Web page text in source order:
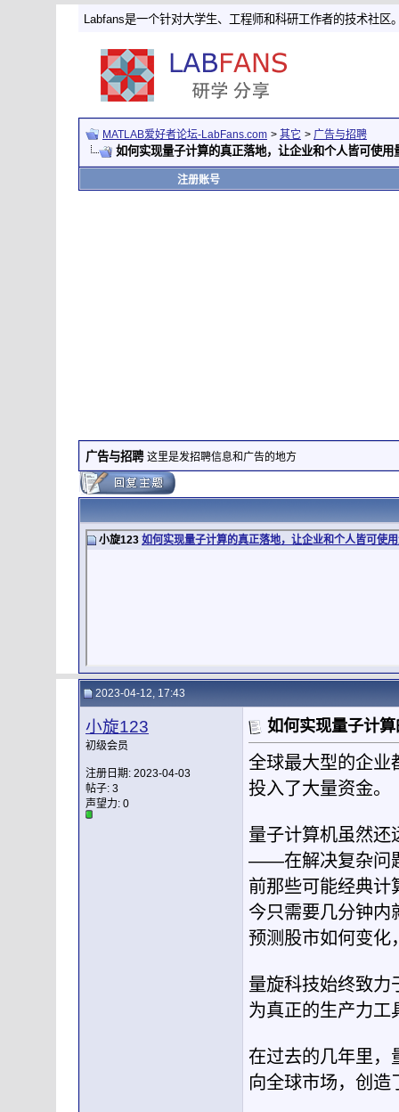
Labfans是一个针对大学生、工程师和科研工作者的技术社区
MATLAB爱好者论坛-LabFans.com > 其它 > 广告与招聘
如何实现量子计算的真正落地，让企业和个人皆可使用
注册账号
广告与招聘 这里是发招聘信息和广告的地方
小旋123 如何实现量子计算的真正落地，让企业和个人皆可使
2023-04-12, 17:43
小旋123
初级会员
注册日期: 2023-04-03
帖子: 3
声望力: 0
如何实现量子计
全球最大型的企业
投入了大量资金。
量子计算机虽然还
——在解决复杂问
前那些可能经典计
今只需要几分钟内
预测股市如何变化
量旋科技始终致力
为真正的生产力工
在过去的几年里，
向全球市场，创造